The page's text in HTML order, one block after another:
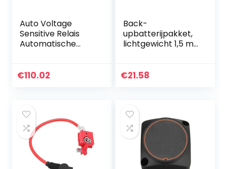
Auto Voltage
Sensitive Relais
Automatische
Isolator (VSR)
€110.02
Back-
upbatterijpakket,
lichtgewicht 1,5 m
batterijpakket
€21.58